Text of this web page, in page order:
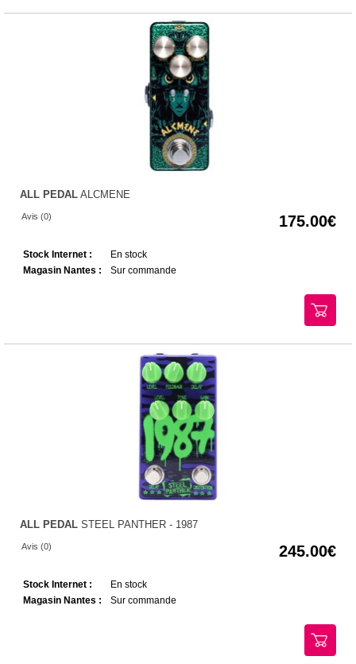
ALL PEDAL ALCMENE
Avis (0) 175.00
Stock Internet :
En stock
Magasin Nantes :
Sur commande
ALL PEDAL STEEL PANTHER - 1987
Avis (0) 245.00
Stock Internet :
En stock
Magasin Nantes :
Sur commande